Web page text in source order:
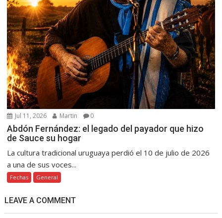
Jul 11, 2026 Martin 0
Abdón Fernández: el legado del payador que hizo
de Sauce su hogar
La cultura tradicional uruguaya perdió el 10 de julio de 2026
a una de sus voces...
Fechas General
LEAVE A COMMENT